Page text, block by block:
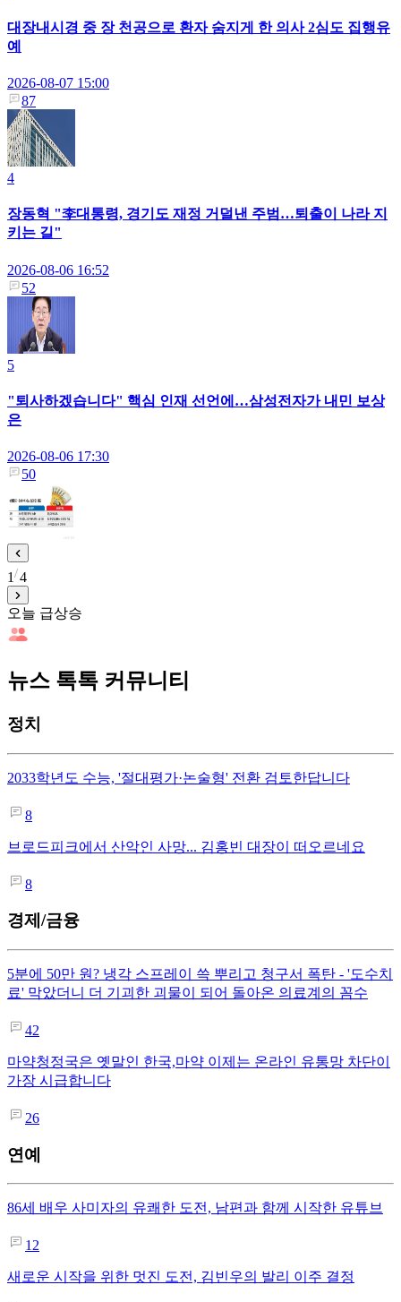
대장내시경 중 장 천공으로 환자 숨지게 한 의사 2심도 집행유
예
2026-08-07 15:00
87
4
장동혁 "李대통령, 경기도 재정 거덜낸 주범…퇴출이 나라 지
키는 길"
2026-08-06 16:52
52
5
"퇴사하겠습니다" 핵심 인재 선언에…삼성전자가 내민 보상
은
2026-08-06 17:30
50
1 4
오늘 급상승
뉴스 톡톡 커뮤니티
정치
2033학년도 수능, '절대평가·논술형' 전환 검토한답니다
8
브로드피크에서 산악인 사망... 김홍빈 대장이 떠오르네요
8
경제/금융
5분에 50만 원? 냉각 스프레이 쓱 뿌리고 청구서 폭탄 - '도수치
료' 막았더니 더 기괴한 괴물이 되어 돌아온 의료계의 꼼수
42
마약청정국은 옛말인 한국,마약 이제는 온라인 유통망 차단이
가장 시급합니다
26
연예
86세 배우 사미자의 유쾌한 도전, 남편과 함께 시작한 유튜브
12
새로운 시작을 위한 멋진 도전, 김빈우의 발리 이주 결정